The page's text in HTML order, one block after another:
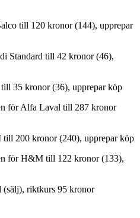
till 120 kronor (144), upprepar
Standard till 42 kronor (46),
35 kronor (36), upprepar köp
för Alfa Laval till 287 kronor
200 kronor (240), upprepar köp
för H&M till 122 kronor (133),
riktkurs 95 kronor